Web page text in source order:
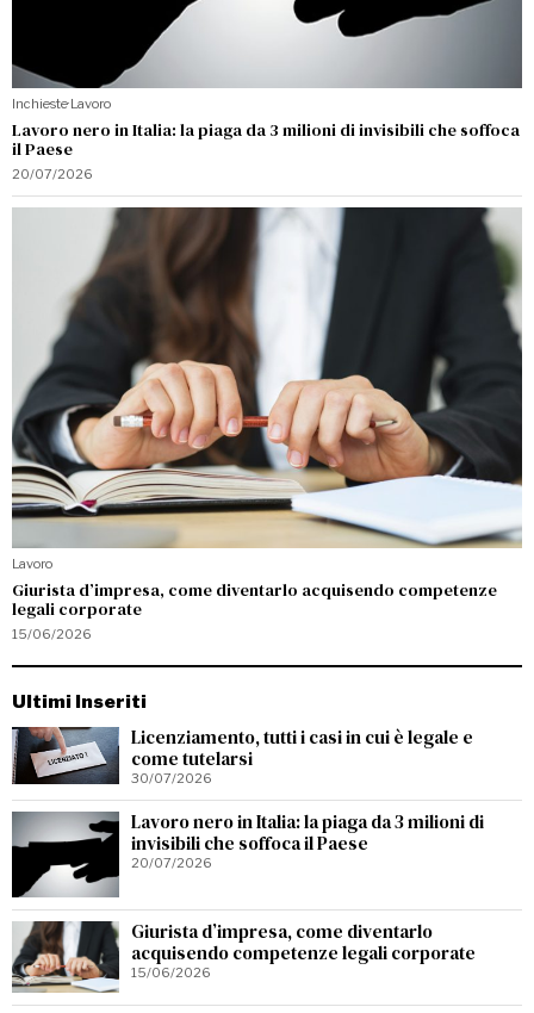
Inchieste·Lavoro
Lavoro nero in Italia: la piaga da 3 milioni di invisibili che soffoca
il Paese
20/07/2026
Lavoro
Giurista d’impresa, come diventarlo acquisendo competenze
legali corporate
15/06/2026
Ultimi Inseriti
Licenziamento, tutti i casi in cui è legale e
come tutelarsi
30/07/2026
Lavoro nero in Italia: la piaga da 3 milioni di
invisibili che soffoca il Paese
20/07/2026
Giurista d’impresa, come diventarlo
acquisendo competenze legali corporate
15/06/2026